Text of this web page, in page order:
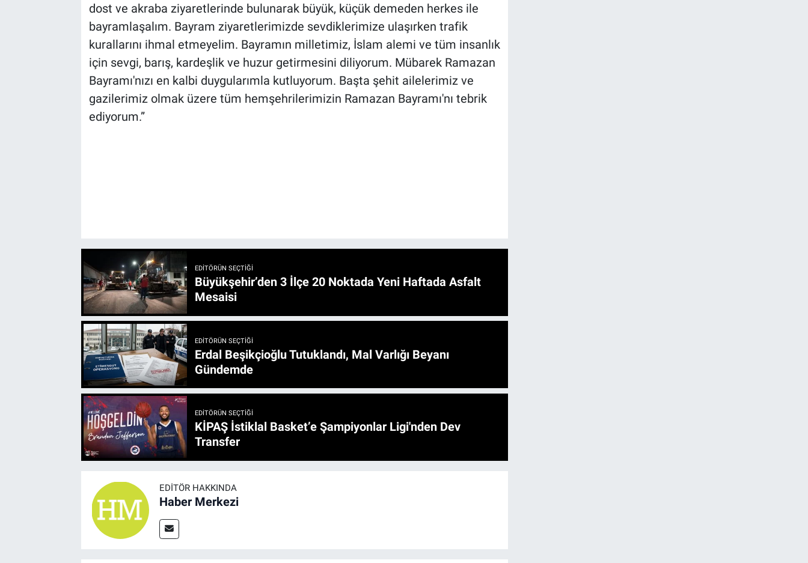
dost ve akraba ziyaretlerinde bulunarak büyük, küçük demeden herkes ile
bayramlaşalım. Bayram ziyaretlerimizde sevdiklerimize ulaşırken trafik
kurallarını ihmal etmeyelim. Bayramın milletimiz, İslam alemi ve tüm insanlık
için sevgi, barış, kardeşlik ve huzur getirmesini diliyorum. Mübarek Ramazan
Bayramı'nızı en kalbi duygularımla kutluyorum. Başta şehit ailelerimiz ve
gazilerimiz olmak üzere tüm hemşehrilerimizin Ramazan Bayramı'nı tebrik
ediyorum.”
EDITÖRÜN SEÇTIĞI
Büyükşehir’den 3 İlçe 20 Noktada Yeni Haftada Asfalt
Mesaisi
EDITÖRÜN SEÇTIĞI
Erdal Beşikçioğlu Tutuklandı, Mal Varlığı Beyanı
Gündemde
EDITÖRÜN SEÇTIĞI
KİPAŞ İstiklal Basket’e Şampiyonlar Ligi'nden Dev
Transfer
EDITÖR HAKKINDA
Haber Merkezi